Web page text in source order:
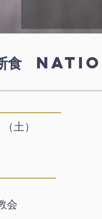
断食
日
土）
会